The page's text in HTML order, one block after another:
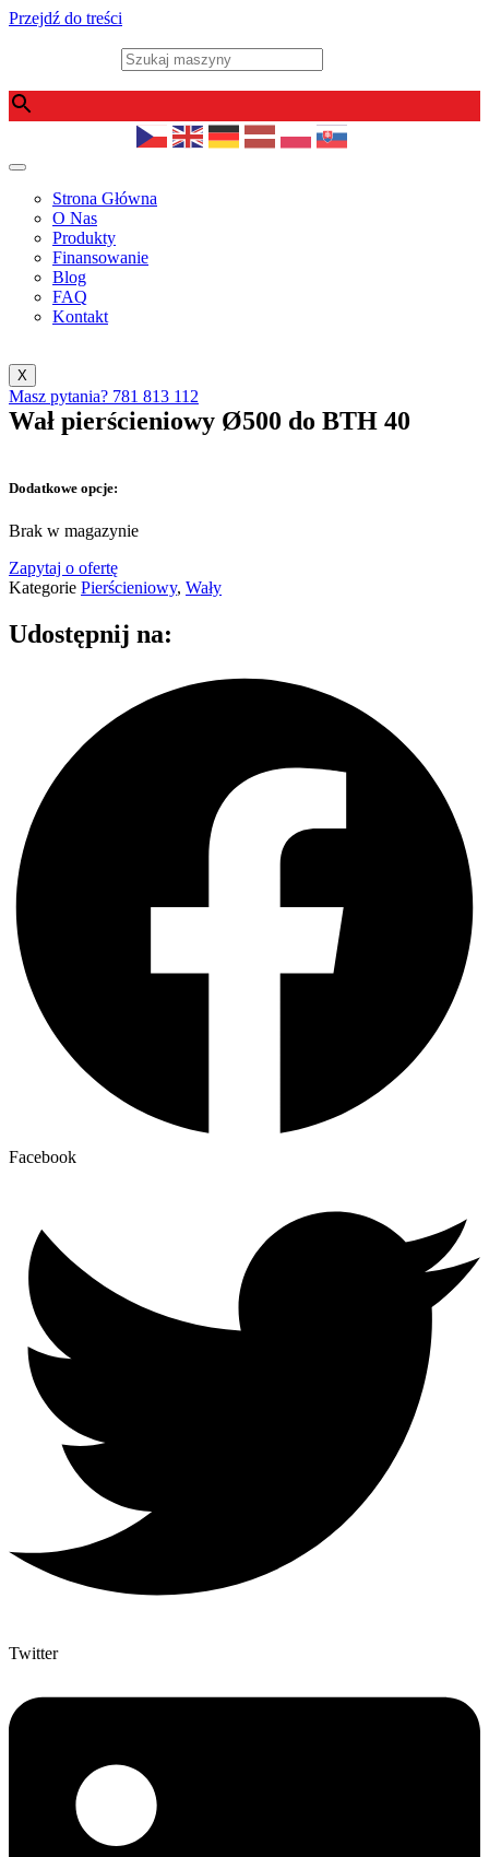
Przejdź do treści
Strona Główna
O Nas
Produkty
Finansowanie
Blog
FAQ
Kontakt
X
Masz pytania? 781 813 112
Wał pierścieniowy Ø500 do BTH 40
Dodatkowe opcje:
Brak w magazynie
Zapytaj o ofertę
Kategorie Pierścieniowy, Wały
Udostępnij na:
Facebook
Twitter